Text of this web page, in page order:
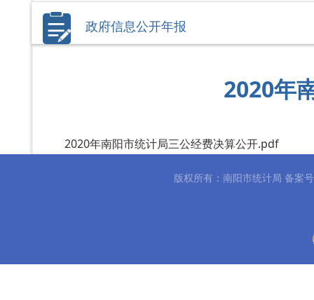
政府信息公开年报
2020年
2020年南阳市统计局三公经费决算公开.pdf
版权所有：南阳市统计局 备案